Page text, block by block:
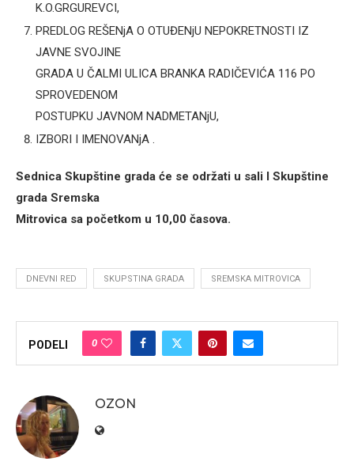
K.O.GRGUREVCI,
PREDLOG REŠENjA O OTUĐENjU NEPOKRETNOSTI IZ
JAVNE SVOJINE
GRADA U ČALMI ULICA BRANKA RADIČEVIĆA 116 PO
SPROVEDENOM
POSTUPKU JAVNOM NADMETANjU,
IZBORI I IMENOVANjA .
Sednica Skupštine grada će se održati u sali I Skupštine
grada Sremska
Mitrovica sa početkom u 10,00 časova.
DNEVNI RED SKUPSTINA GRADA SREMSKA MITROVICA
PODELI 0
OZON